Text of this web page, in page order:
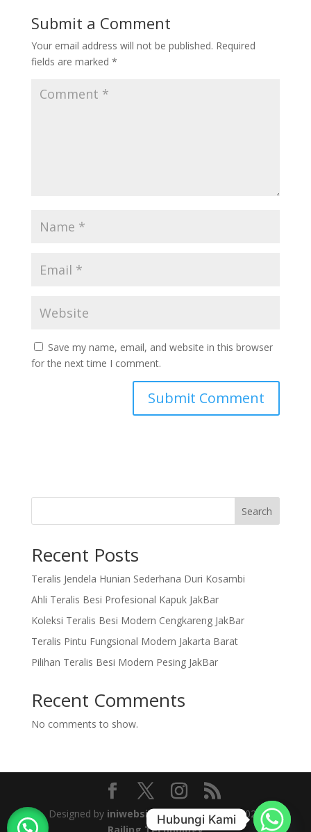
Submit a Comment
Your email address will not be published. Required
fields are marked *
Save my name, email, and website in this browser
for the next time I comment.
Search
Recent Posts
Teralis Jendela Hunian Sederhana Duri Kosambi
Ahli Teralis Besi Profesional Kapuk JakBar
Koleksi Teralis Besi Modern Cengkareng JakBar
Teralis Pintu Fungsional Modern Jakarta Barat
Pilihan Teralis Besi Modern Pesing JakBar
Recent Comments
No comments to show.
Designed by iniwebsiteku| © Copyright 2025
Hubungi Kami